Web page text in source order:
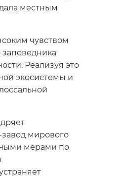
местным
чувством
Реализуя это
экосистемы и
завод мирового
мерами по